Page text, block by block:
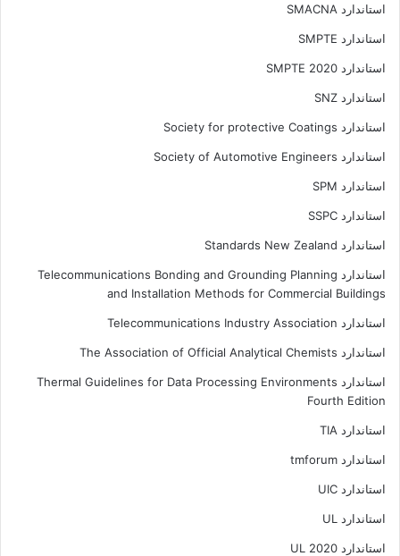
استاندارد SMACNA
استاندارد SMPTE
استاندارد SMPTE 2020
استاندارد SNZ
استاندارد Society for protective Coatings
استاندارد Society of Automotive Engineers
استاندارد SPM
استاندارد SSPC
استاندارد Standards New Zealand
استاندارد Telecommunications Bonding and Grounding Planning
and Installation Methods for Commercial Buildings
استاندارد Telecommunications Industry Association
استاندارد The Association of Official Analytical Chemists
استاندارد Thermal Guidelines for Data Processing Environments
Fourth Edition
استاندارد TIA
استاندارد tmforum
استاندارد UIC
استاندارد UL
استاندارد UL 2020